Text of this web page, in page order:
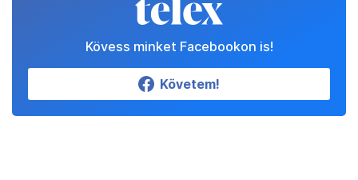
Kövess minket Facebookon is!
Követem!